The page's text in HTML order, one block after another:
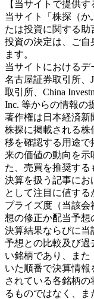
【当サイトで提供す
当サイト「株探（か
たは投資に関する助
投資の決定は、ご自
ます。
当サイトにおけるデ
名古屋証券取引所、
取引所、China
Inc. 等からの情報の
著作権は日本経済新
株探に掲載される株
移を確認する用途で
来の価値の動向を示
た、売買を推奨する
決算を扱う記事にお
として注目に値す
プライズ度（当該
想の修正か配当予想
決算結果ならびに当
予想との比較及び過
い銘柄であり、ま
いた順番で決算情
されている各銘柄
るものではなく、